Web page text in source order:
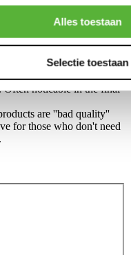
Alles toestaan
Selectie toestaan
line'' H-gear
Pro-line product has been
in our own product
grade in a slightly higher
Often noticable in the final
are ''bad quality''
for those who don't need